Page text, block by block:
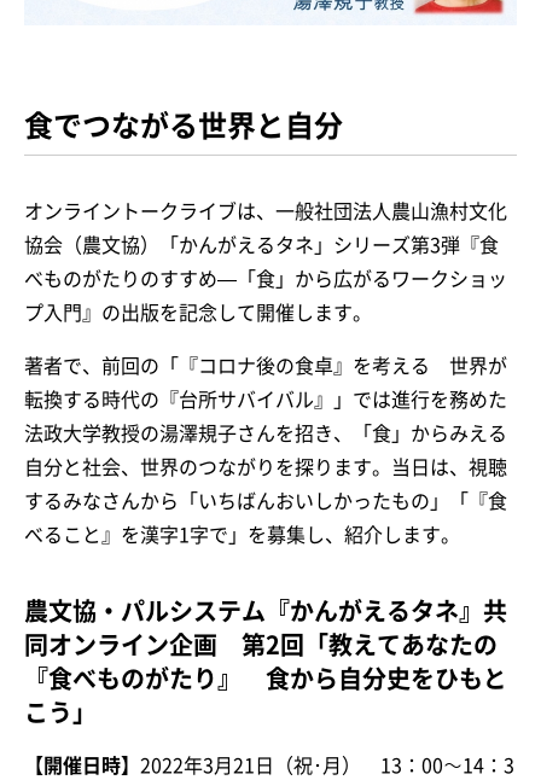
食でつながる世界と自分
オンライントークライブは、一般社団法人農山漁村文化
協会（農文協）「かんがえるタネ」シリーズ第3弾『食
べものがたりのすすめ—「食」から広がるワークショッ
プ入門』の出版を記念して開催します。
著者で、前回の「『コロナ後の食卓』を考える 世界が
転換する時代の『台所サバイバル』」では進行を務めた
法政大学教授の湯澤規子さんを招き、「食」からみえる
自分と社会、世界のつながりを探ります。当日は、視聴
するみなさんから「いちばんおいしかったもの」「『食
べること』を漢字1字で」を募集し、紹介します。
農文協・パルシステム『かんがえるタネ』共
同オンライン企画 第2回「教えてあなたの
『食べものがたり』 食から自分史をひもと
こう」
【開催日時】 2022年3月21日（祝･月） 13：00～14：3